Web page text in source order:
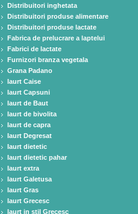
Distribuitori inghetata
Distribuitori produse alimentare
Distribuitori produse lactate
Fabrica de prelucrare a laptelui
Fabrici de lactate
Furnizori branza vegetala
Grana Padano
Iaurt Caise
Iaurt Capsuni
Iaurt de Baut
Iaurt de bivolita
Iaurt de capra
Iaurt Degresat
Iaurt dietetic
Iaurt dietetic pahar
Iaurt extra
Iaurt Galetusa
Iaurt Gras
Iaurt Grecesc
Iaurt in stil Grecesc